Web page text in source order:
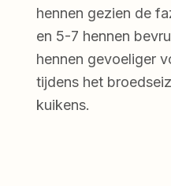
hennen gezien de
en 5-7 hennen
hennen gevoeliger
tijdens het
kuikens.